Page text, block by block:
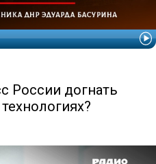
России догнать